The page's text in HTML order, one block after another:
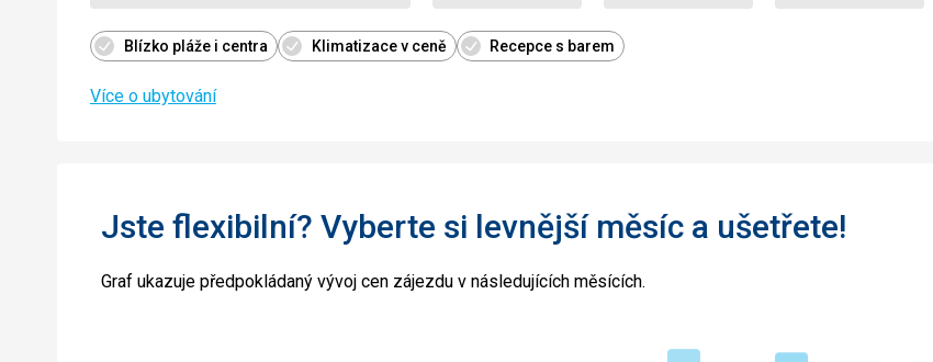
Blízko pláže i centra Klimatizace v ceně Recepce s barem
Více o ubytování
Jste flexibilní? Vyberte si levnější měsíc a ušetřete!
Graf ukazuje předpokládaný vývoj cen zájezdu v následujících měsících.